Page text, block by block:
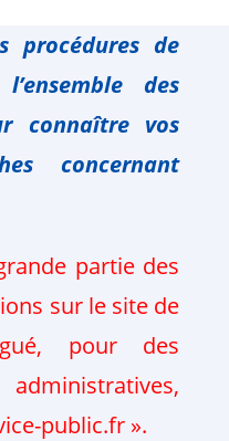
procédures de
des
connaître vos
concernant
partie des
sur le site de
pour des
public.fr ».